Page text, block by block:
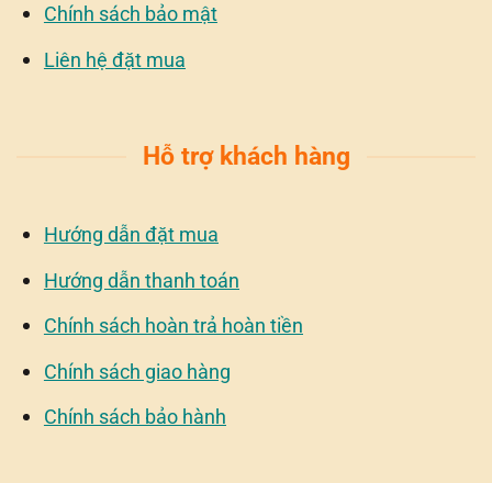
Chính sách bảo mật
Liên hệ đặt mua
Hỗ trợ khách hàng
Hướng dẫn đặt mua
Hướng dẫn thanh toán
Chính sách hoàn trả hoàn tiền
Chính sách giao hàng
Chính sách bảo hành